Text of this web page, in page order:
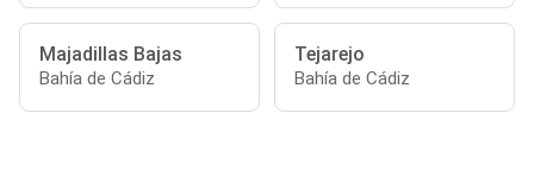
Majadillas Bajas
Bahía de Cádiz
Tejarejo
Bahía de Cádiz